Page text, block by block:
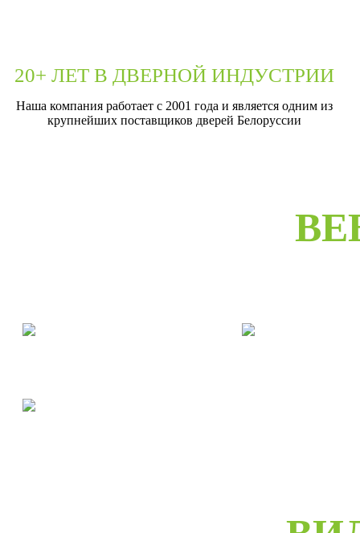
20+ ЛЕТ В ДВЕРНОЙ ИНДУСТРИИ
Наша компания работает с 2001 года и является одним из
крупнейших поставщиков дверей Белоруссии